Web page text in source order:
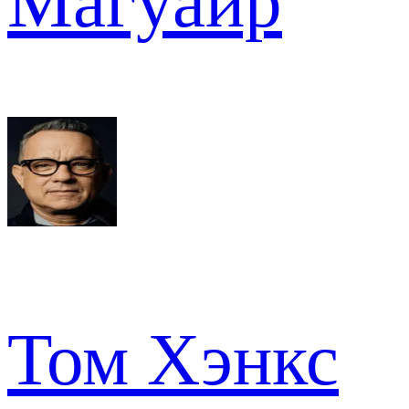
Том Хэнкс